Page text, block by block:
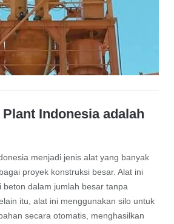
Indonesia adalah
menjadi jenis alat yang banyak
proyek konstruksi besar. Alat ini
beton dalam jumlah besar tanpa
itu, alat ini menggunakan silo untuk
secara otomatis, menghasilkan